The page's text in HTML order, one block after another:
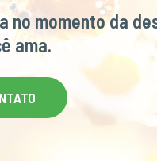
no momento da
ama.